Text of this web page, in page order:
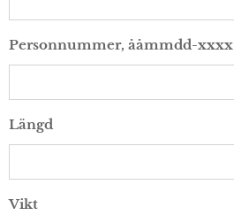
Personnummer, ååmmdd-xxxx
Längd
Vikt